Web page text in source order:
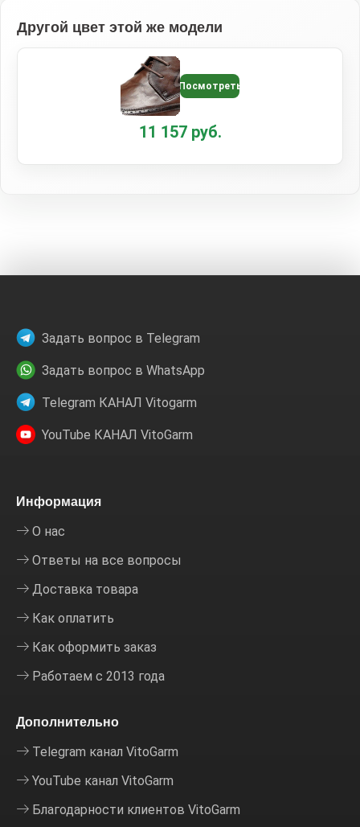
Другой цвет этой же модели
Посмотреть
11 157 руб.
Задать вопрос в Telegram
Задать вопрос в WhatsApp
Telegram КАНАЛ Vitogarm
YouTube КАНАЛ VitoGarm
Информация
О нас
Ответы на все вопросы
Доставка товара
Как оплатить
Как оформить заказ
Работаем с 2013 года
Дополнительно
Telegram канал VitoGarm
YouTube канал VitoGarm
Благодарности клиентов VitoGarm